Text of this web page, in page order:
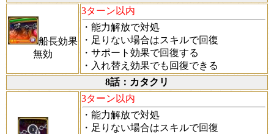
船長効果
無効
3ターン以内
・能力解放で対処
・足りない場合はスキルで回復
・サポート効果で回復する
・入れ替え効果でも回復できる
8話：カタクリ
3ターン以内
・能力解放で対処
・足りない場合はスキルで回復